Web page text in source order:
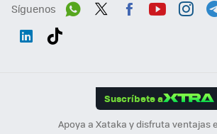
Síguenos
Suscríbete a
Apoya a Xataka y disfruta ventajas